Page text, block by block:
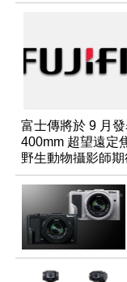
富士傳將於 9 月
400mm 超望遠定
野生動物攝影師期
滿